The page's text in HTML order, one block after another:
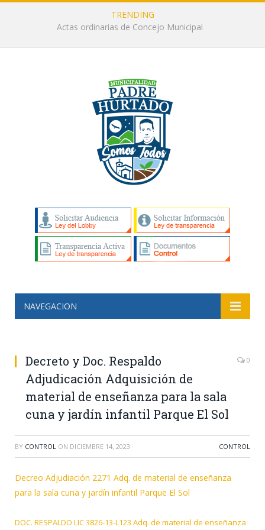
TRENDING
Actas ordinarias de Concejo Municipal
NAVEGACION
Decreto y Doc. Respaldo
Adjudicación Adquisición de
material de enseñanza para la sala
cuna y jardín infantil Parque El Sol
0
BY CONTROL ON DICIEMBRE 14, 2023 · CONTROL
Decreo Adjudiación 2271 Adq. de material de enseñanza
para la sala cuna y jardín infantil Parque El Sol
DOC. RESPALDO LIC 3826-13-L123 Adq. de material de enseñanza